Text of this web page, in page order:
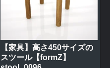
【家具】高さ450サイズの
スツール【formZ】